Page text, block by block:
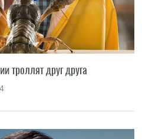
троллят друг друга